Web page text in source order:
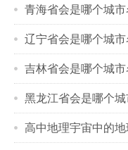
青海省会是哪个城市
辽宁省会是哪个城市
吉林省会是哪个城市
黑龙江省会是哪个城
高中地理宇宙中的